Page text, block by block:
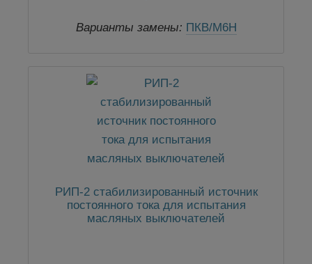
Варианты замены: ПКВ/М6Н
РИП-2 стабилизированный источник
постоянного тока для испытания
масляных выключателей